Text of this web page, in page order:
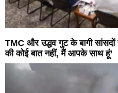
TMC और उद्धव गुट के बागी सांसदों
की कोई बात नहीं, मैं आपके साथ हूं’